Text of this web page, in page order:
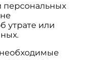
персональных
утрате или